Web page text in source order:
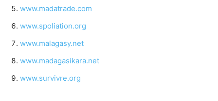
www.madatrade.com
www.spoliation.org
www.malagasy.net
www.madagasikara.net
www.survivre.org